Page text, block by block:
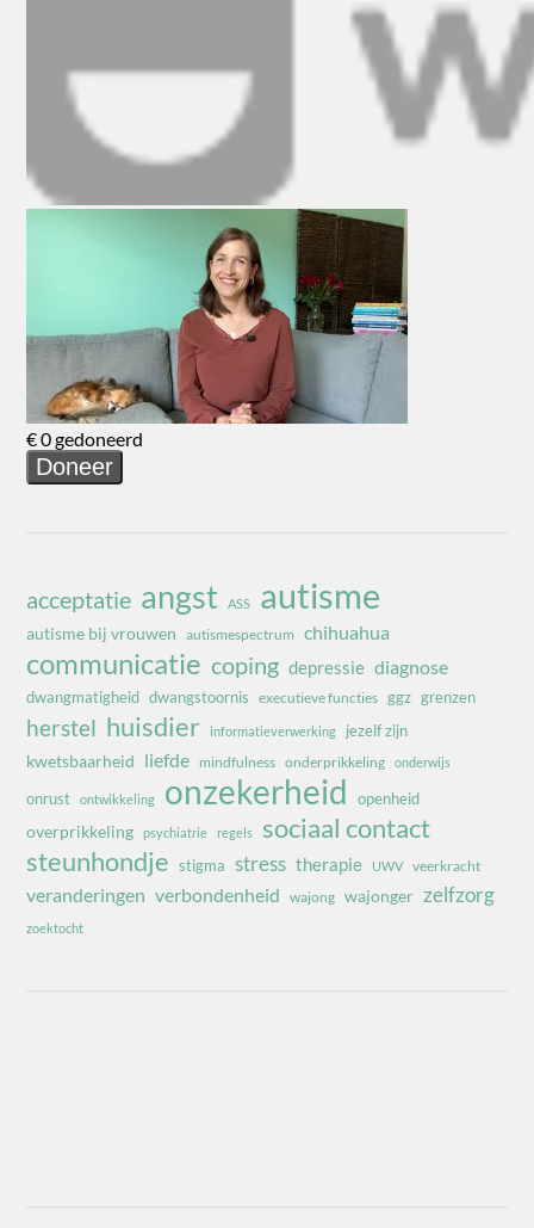
acceptatie angst ASS autisme
autisme bij vrouwen autismespectrum chihuahua
communicatie coping depressie diagnose
dwangmatigheid dwangstoornis executieve functies ggz grenzen
herstel huisdier informatieverwerking jezelf zijn
kwetsbaarheid liefde mindfulness onderprikkeling onderwijs
onrust ontwikkeling onzekerheid openheid
overprikkeling psychiatrie regels
sociaal contact
steunhondje stigma stress therapie UWV veerkracht
veranderingen verbondenheid wajong wajonger zelfzorg
zoektocht